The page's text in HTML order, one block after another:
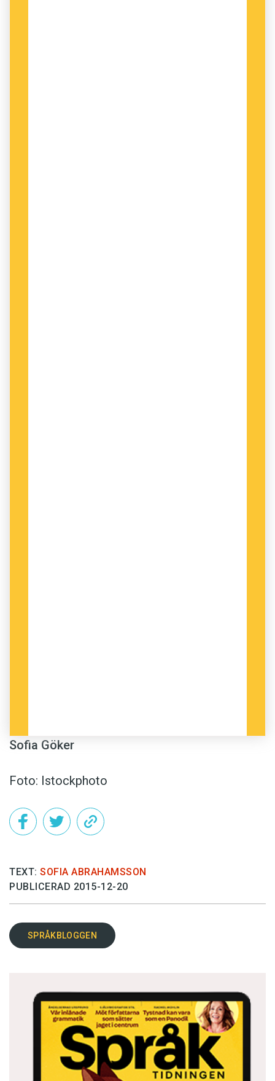
Sofia Göker
Foto: Istockphoto
TEXT: SOFIA ABRAHAMSSON
PUBLICERAD 2015-12-20
SPRÅKBLOGGEN